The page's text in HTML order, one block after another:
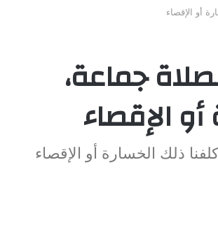
أو الإقصاء
جماعة،
الإقصاء
ذلك الخسارة أو الإقصاء